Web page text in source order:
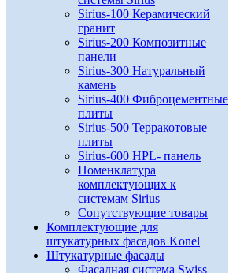
Sirius-100 Керамический
гранит
Sirius-200 Композитные
панели
Sirius-300 Натуральный
камень
Sirius-400 Фиброцементные
плиты
Sirius-500 Терракотовые
плиты
Sirius-600 HPL- панель
Номенклатура
комплектующих к
системам Sirius
Сопутствующие товары
Комплектующие для
штукатурных фасадов Konel
Штукатурные фасады
Фасадная система Swiss